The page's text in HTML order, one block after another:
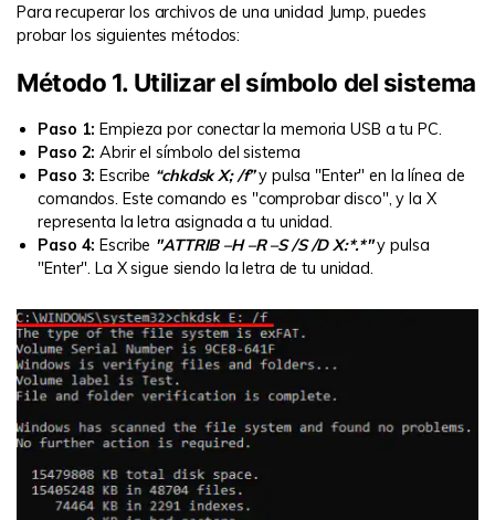
Para recuperar los archivos de una unidad Jump, puedes
probar los siguientes métodos:
Método 1. Utilizar el símbolo del sistema
Paso 1: Empieza por conectar la memoria USB a tu PC.
Paso 2: Abrir el símbolo del sistema
Paso 3: Escribe “chkdsk X; /f” y pulsa "Enter" en la línea de
comandos. Este comando es "comprobar disco", y la X
representa la letra asignada a tu unidad.
Paso 4: Escribe "ATTRIB –H –R –S /S /D X:*.*" y pulsa
"Enter". La X sigue siendo la letra de tu unidad.